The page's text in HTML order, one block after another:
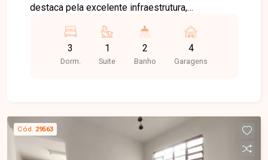
destaca pela excelente infraestrutura,
cidade. Com perfil predominantemente
residencial, oferece comodidade aos moradores,
estando próximo a escolas, supermercados,
aproximadamente 205 m² de área construída em
um amplo terreno de 420 m². O imóvel conta com
sala espaçosa com lavabo, 3 quartos com
3
Dorm.
1
Suite
2
Banho
4
Garagens
Cód. 29563